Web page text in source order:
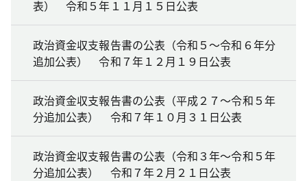
表） 令和５年１１月１５日公表
政治資金収支報告書の公表（令和５～令和６年分
追加公表） 令和７年１２月１９日公表
政治資金収支報告書の公表（平成２７～令和５年
分追加公表） 令和７年１０月３１日公表
政治資金収支報告書の公表（令和３年～令和５年
分追加公表） 令和７年２月２１日公表